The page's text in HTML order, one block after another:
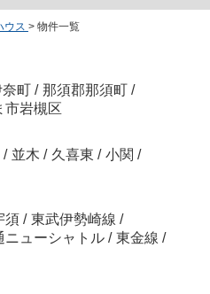
ウス > 物件一覧
町 / 那須郡那須町
/
市岩槻区
/ 並木 / 久喜東 / 小関 /
須 / 東武伊勢崎線 /
ニューシャトル / 東金線 /